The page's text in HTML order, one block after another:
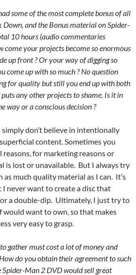
some of the most complete bonus of all
Down, and the Bonus material on Spider-
10 hours (audio commentaries
come your projects become so enormous
up front ? Or your way of digging so
come up with so much ? No question
for quality but still you end up with both
any other projects to shame. Is it in
way or a conscious decision ?
simply don’t believe in intentionally
content. Sometimes you
reasons, for marketing reasons or
is lost or unavailable. But I always try
much quality material as I can. It’s
never want to create a disc that
a double-dip. Ultimately, I just try to
would want to own, so that makes
very easy to grasp.
gather must cost a lot of money and
do you obtain their agreement to such
Spider-Man 2 DVD would sell great